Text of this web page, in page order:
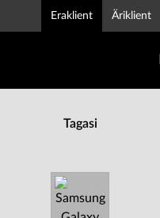
Eraklient Äriklient
Tagasi